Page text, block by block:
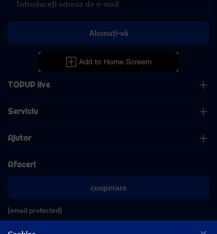
TOPUP live
Serviciu
Ajutor
Afaceri
cooperare
[email protected]
Abonați-vă